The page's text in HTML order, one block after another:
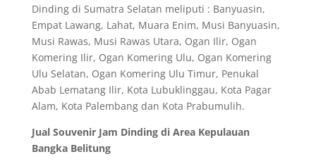
Dinding di Sumatra Selatan meliputi : Banyuasin,
Empat Lawang, Lahat, Muara Enim, Musi Banyuasin,
Musi Rawas, Musi Rawas Utara, Ogan Ilir, Ogan
Komering Ilir, Ogan Komering Ulu, Ogan Komering
Ulu Selatan, Ogan Komering Ulu Timur, Penukal
Abab Lematang Ilir, Kota Lubuklinggau, Kota Pagar
Alam, Kota Palembang dan Kota Prabumulih.
Jual Souvenir Jam Dinding di Area Kepulauan
Bangka Belitung